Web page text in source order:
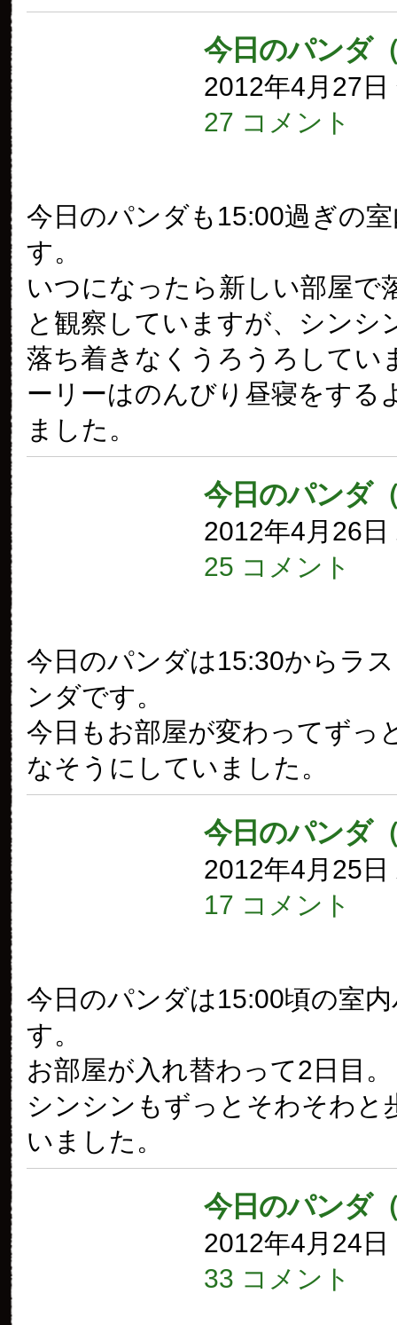
今日のパンダ
2012年4月27日
27 コメント
今日のパンダも15:00過ぎの
す。
いつになったら新しい部屋で
と観察していますが、シンシ
落ち着きなくうろうろしてい
ーリーはのんびり昼寝をする
ました。
今日のパンダ
2012年4月26日
25 コメント
今日のパンダは15:30からラ
ンダです。
今日もお部屋が変わってずっ
なそうにしていました。
今日のパンダ
2012年4月25日
17 コメント
今日のパンダは15:00頃の室
す。
お部屋が入れ替わって2日目
シンシンもずっとそわそわと
いました。
今日のパンダ
2012年4月24日
33 コメント